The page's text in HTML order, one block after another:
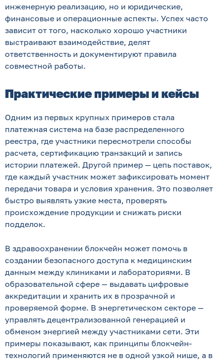
инженерную реализацию, но и юридические,
финансовые и операционные аспекты. Успех часто
зависит от того, насколько хорошо участники
выстраивают взаимодействие, делят
ответственность и документируют правила
совместной работы.
Практические примеры и кейсы
Одним из первых крупных примеров стала
платежная система на базе распределенного
реестра, где участники пересмотрели способы
расчета, сертификацию транзакций и запись
истории платежей. Другой пример — цепь поставок,
где каждый участник может зафиксировать момент
передачи товара и условия хранения. Это позволяет
быстро выявлять узкие места, проверять
происхождение продукции и снижать риски
подделок.
В здравоохранении блокчейн может помочь в
создании безопасного доступа к медицинским
данным между клиниками и лабораториями. В
образовательной сфере — выдавать цифровые
аккредитации и хранить их в прозрачной и
проверяемой форме. В энергетическом секторе —
управлять децентрализованной генерацией и
обменом энергией между участниками сети. Эти
примеры показывают, как принципы блокчейн-
технологий применяются не в одной узкой нише, а в